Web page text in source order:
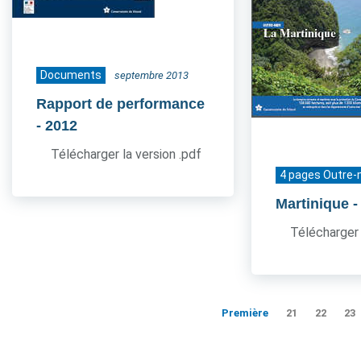
Documents septembre 2013
Rapport de performance
- 2012
Télécharger la version .pdf
4 pages Outre-
Martinique -
Première 21 22 23